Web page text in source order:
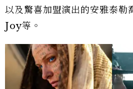
以及驚喜加盟演出的安雅泰
Joy等。